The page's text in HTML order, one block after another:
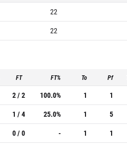
22
22
FT FT% To Pf
2 / 2 100.0% 1 1
1 / 4 25.0% 1 5
0 / 0 - 1 1